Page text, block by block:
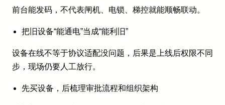
前台能发码，不代表闸机、电锁、梯控就能顺畅联动。
把旧设备“能通电”当成“能利旧”
设备在线不等于协议适配没问题，后果是上线后权限不同
步，现场仍要人工放行。
先买设备，后梳理审批流程和组织架构